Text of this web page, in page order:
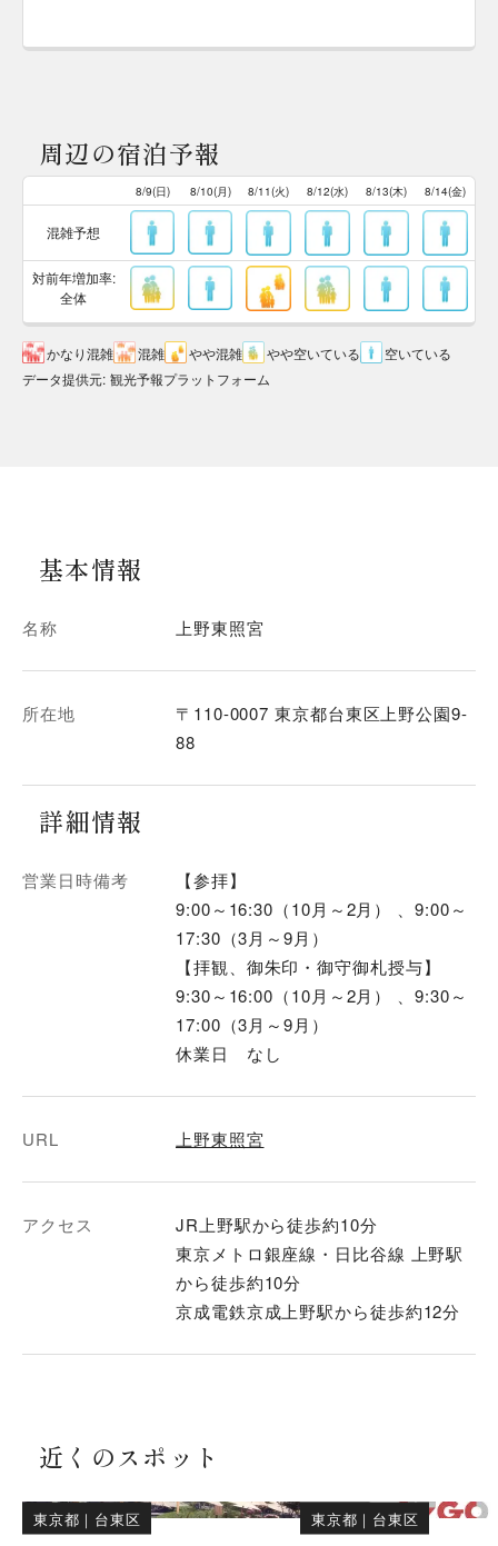
周辺の宿泊予報
8/9(日) 8/10(月) 8/11(火) 8/12(水) 8/13(木) 8/14(金)
混雑予想
対前年増加率:
全体
かなり混雑 混雑 やや混雑 やや空いている
空いている
データ提供元: 観光予報プラットフォーム
基本情報
名称 上野東照宮
所在地
〒110-0007 東京都台東区上野公園9-
88
詳細情報
営業日時備考
【参拝】
9:00～16:30（10月～2月） 、9:00～
17:30（3月～9月）
【拝観、御朱印・御守御札授与】
9:30～16:00（10月～2月） 、9:30～
17:00（3月～9月）
休業日 なし
URL 上野東照宮
アクセス
JR上野駅から徒歩約10分
東京メトロ銀座線・日比谷線 上野駅
から徒歩約10分
京成電鉄京成上野駅から徒歩約12分
近くのスポット
東京都 ｜ 台東区
東京都 ｜ 台東区